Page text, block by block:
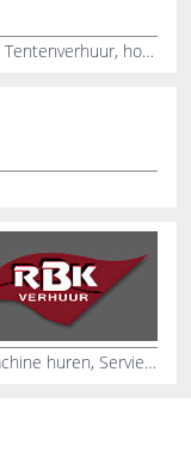
Party tenten, Grote tenten, Kleine tenten, Tentenverhuur, horeca tenten, festival tenten, Show tenten, Evenementen tenten
Kraamverhuur, Podia verhuur, Koffiezetmachine huren, Servies, Stoelen huren, Tafellinnen, Tafelverhuur, Grote tent huren, Feestverlichting, Tentverwarming